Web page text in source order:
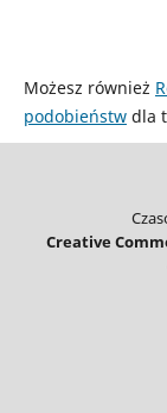
Możesz również
podobieństwdla
Creative